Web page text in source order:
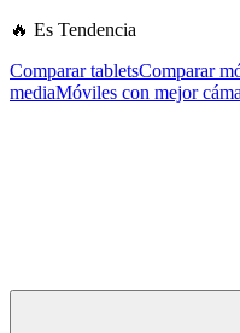
🔥 Es Tendencia
Comparar tabletsComparar
mediaMóviles con mejor